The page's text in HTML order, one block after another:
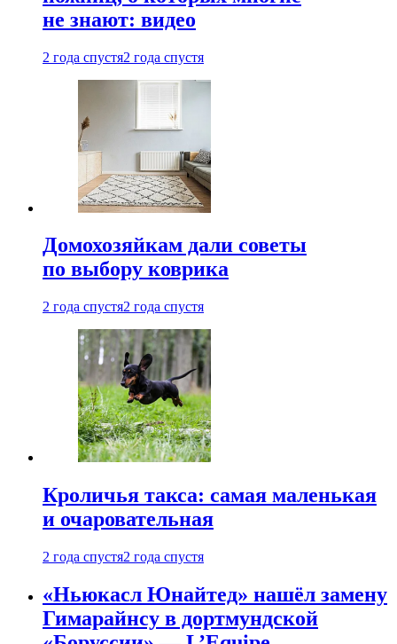
не знают: видео
2 года спустя2 года спустя
Домохозяйкам дали советы
по выбору коврика
2 года спустя2 года спустя
Кроличья такса: самая маленькая
и очаровательная
2 года спустя2 года спустя
«Ньюкасл Юнайтед» нашёл замену
Гимарайнсу в дортмундской